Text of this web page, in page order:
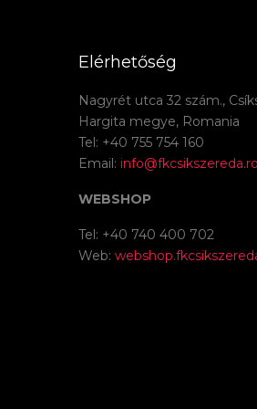
Elérhetőség
Nagyrét utca 32 szám.,
Hargita megye, Romania
Tel: +40 755 754 160
Email: info@fkcsikszereda.ro
WEBSHOP
Tel: +40 740 400 702
Web: